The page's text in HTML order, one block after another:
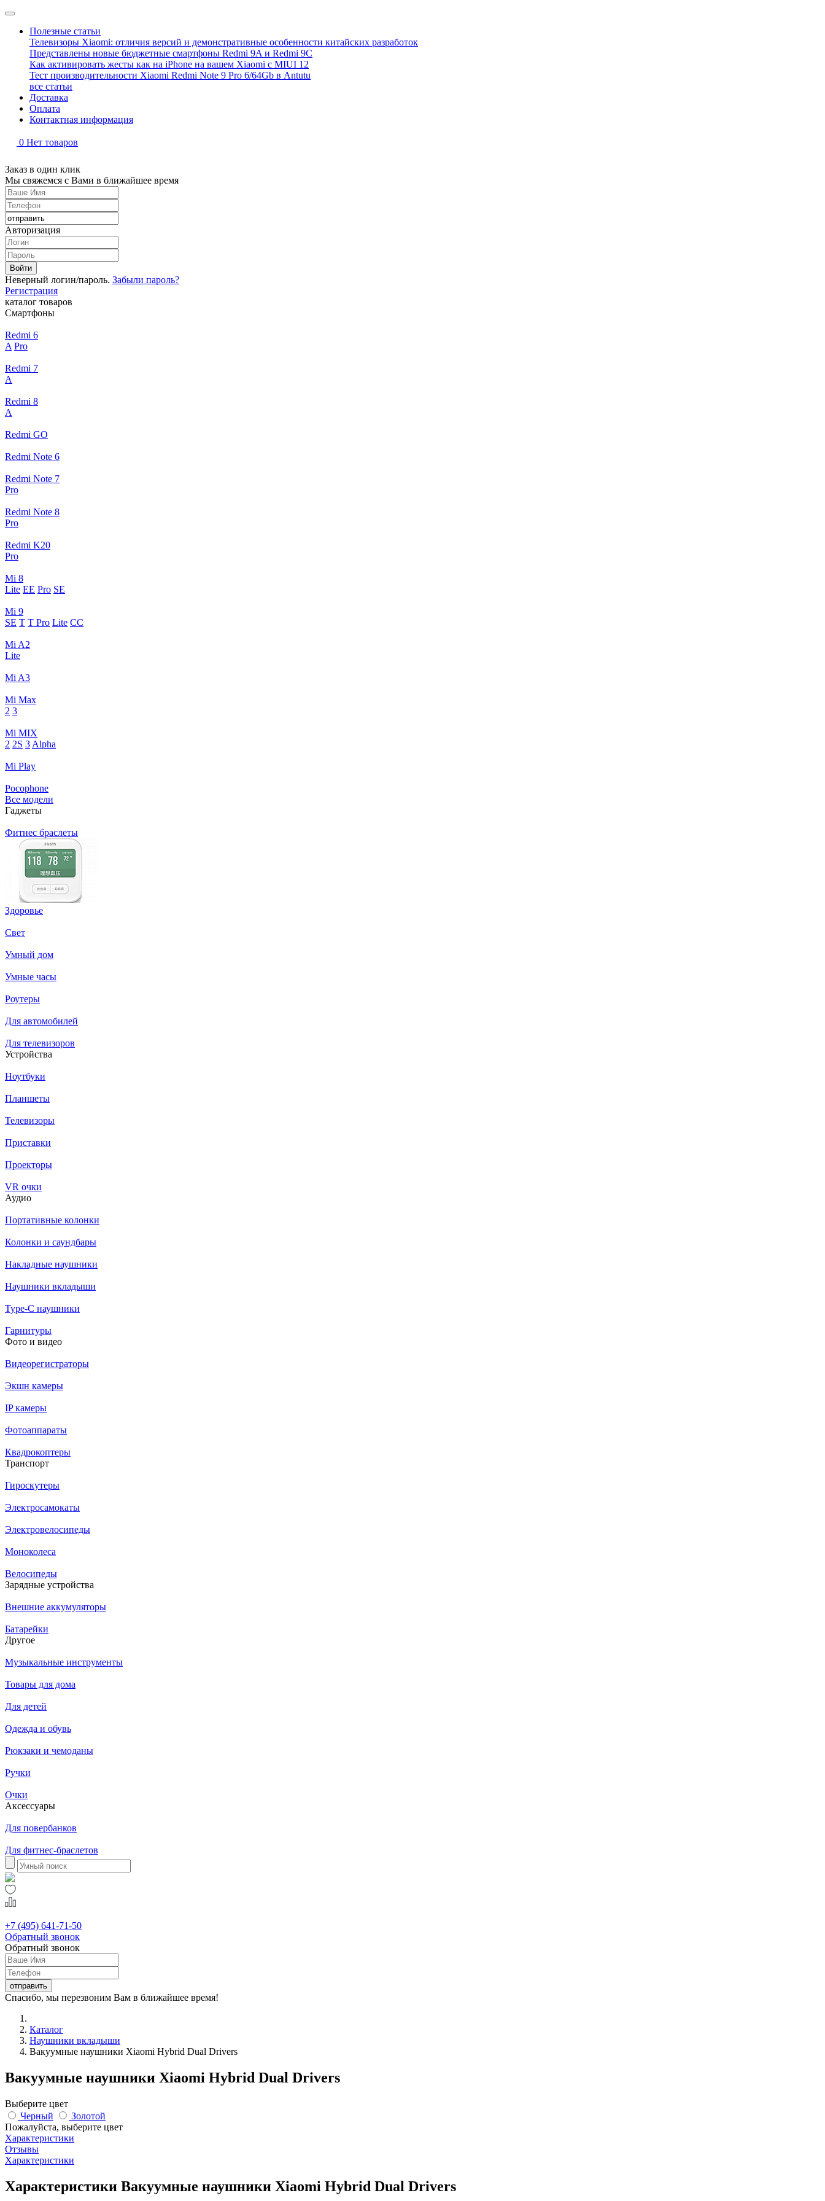
Полезные статьи
Телевизоры Xiaomi: отличия версий и демонстративные особенности китайских разработок
Представлены новые бюджетные смартфоны Redmi 9A и Redmi 9C
Как активировать жесты как на iPhone на вашем Xiaomi с MIUI 12
Тест производительности Xiaomi Redmi Note 9 Pro 6/64Gb в Antutu
все статьи
Доставка
Оплата
Контактная информация
0 Нет товаров
Заказ в один клик
Мы свяжемся с Вами в ближайшее время
Авторизация
Войти
Неверный логин/пароль. Забыли пароль?
Регистрация
каталог товаров
Смартфоны
Redmi 6
A Pro
Redmi 7
A
Redmi 8
A
Redmi GO
Redmi Note 6
Redmi Note 7
Pro
Redmi Note 8
Pro
Redmi K20
Pro
Mi 8
Lite EE Pro SE
Mi 9
SE T T Pro Lite CC
Mi A2
Lite
Mi A3
Mi Max
2 3
Mi MIX
2 2S 3 Alpha
Mi Play
Pocophone
Все модели
Гаджеты
Фитнес браслеты
Здоровье
Свет
Умный дом
Умные часы
Роутеры
Для автомобилей
Для телевизоров
Устройства
Ноутбуки
Планшеты
Телевизоры
Приставки
Проекторы
VR очки
Аудио
Портативные колонки
Колонки и саундбары
Накладные наушники
Наушники вкладыши
Type-C наушники
Гарнитуры
Фото и видео
Видеорегистраторы
Экшн камеры
IP камеры
Фотоаппараты
Квадрокоптеры
Транспорт
Гироскутеры
Электросамокаты
Электровелосипеды
Моноколеса
Велосипеды
Зарядные устройства
Внешние аккумуляторы
Батарейки
Другое
Музыкальные инструменты
Товары для дома
Для детей
Одежда и обувь
Рюкзаки и чемоданы
Ручки
Очки
Аксессуары
Для повербанков
Для фитнес-браслетов
+7 (495) 641-71-50
Обратный звонок
Обратный звонок
Спасибо, мы перезвоним Вам в ближайшее время!
Каталог
Наушники вкладыши
Вакуумные наушники Xiaomi Hybrid Dual Drivers
Вакуумные наушники Xiaomi Hybrid Dual Drivers
Выберите цвет
Черный
Золотой
Пожалуйста, выберите цвет
Характеристики
Отзывы
Характеристики
Характеристики Вакуумные наушники Xiaomi Hybrid Dual Drivers